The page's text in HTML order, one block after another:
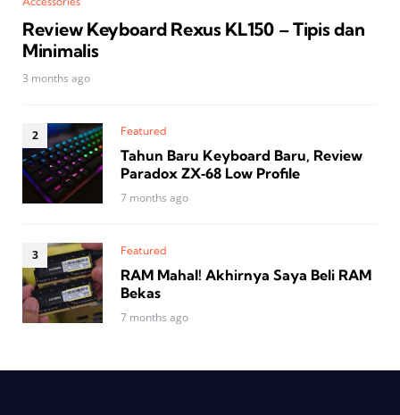
Review Keyboard Rexus KL150 – Tipis dan
Minimalis
3 months ago
Featured
Tahun Baru Keyboard Baru, Review
Paradox ZX‑68 Low Profile
7 months ago
Featured
RAM Mahal! Akhirnya Saya Beli RAM
Bekas
7 months ago